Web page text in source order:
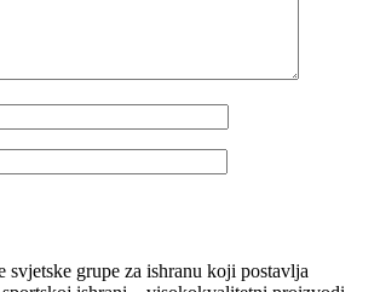
grupe za ishranu koji postavlja